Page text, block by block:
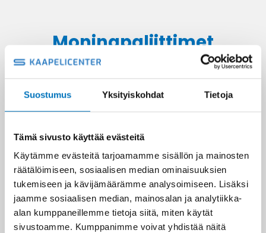
Suostumus Yksityiskohdat Tietoja
Tämä sivusto käyttää evästeitä
Käytämme evästeitä tarjoamamme sisällön ja mainosten
räätälöimiseen, sosiaalisen median ominaisuuksien
tukemiseen ja kävijämäärämme analysoimiseen. Lisäksi
jaamme sosiaalisen median, mainosalan ja analytiikka-
alan kumppaneillemme tietoja siitä, miten käytät
sivustoamme. Kumppanimme voivat yhdistää näitä
Moninapa­liittimet
Katso liittimet